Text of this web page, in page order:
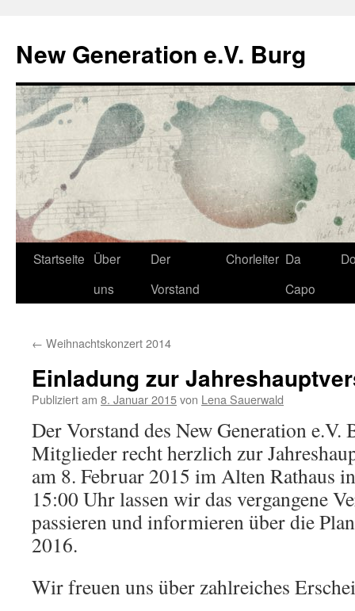
springen
New Generation e.V. Burg
Startseite Über
uns
Der
Vorstand
Chorleiter Da
Capo
← Weihnachtskonzert 2014
Einladung zur
Publiziert am 8. Januar 2015von Lena Sauerwald
Der Vorstand des New Generation e.V.
Mitglieder recht herzlich zur
am 8. Februar 2015 im Alten Rathaus
15:00 Uhr lassen wir das vergangene
passieren und informieren über die
2016.
Wir freuen uns über zahlreiches